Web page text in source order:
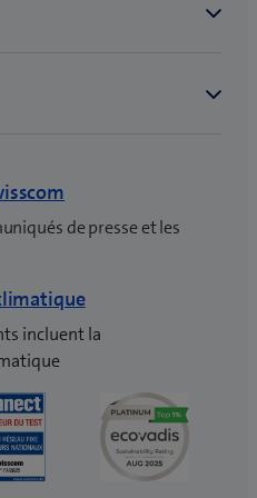
de presse et les
incluent la